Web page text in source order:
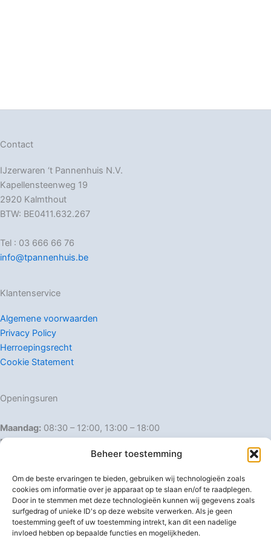
Beheer toestemming
Om de beste ervaringen te bieden, gebruiken wij technologieën zoals
cookies om informatie over je apparaat op te slaan en/of te raadplegen.
Door in te stemmen met deze technologieën kunnen wij gegevens zoals
surfgedrag of unieke ID's op deze website verwerken. Als je geen
toestemming geeft of uw toestemming intrekt, kan dit een nadelige
invloed hebben op bepaalde functies en mogelijkheden.
Contact
IJzerwaren ‘t Pannenhuis N.V.
Kapellensteenweg 19
2920 Kalmthout
BTW: BE0411.632.267
Tel : 03 666 66 76
info@tpannenhuis.be
Klantenservice
Algemene voorwaarden
Privacy Policy
Herroepingsrecht
Cookie Statement
Openingsuren
Maandag: 08:30 – 12:00, 13:00 – 18:00
Dinsdag:
08:30 – 12:00, 13:00 – 18:00
Vrijdag: 08:30 – 12:00, 13:00 – 18:00
Zaterdag: 08:30 – 16:00
Zondag: Gesloten